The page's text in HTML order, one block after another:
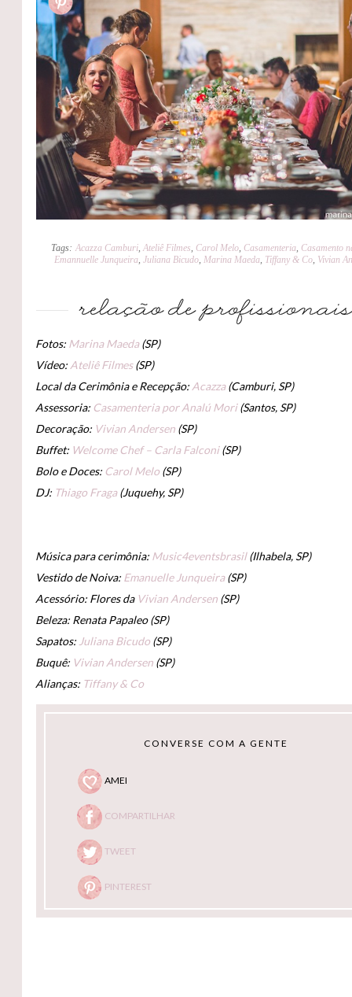
Tags: Acazza Camburi, Ateliê Filmes, Carol Melo, Casamenteria, Casamento
Emannuelle Junqueira, Juliana Bicudo, Marina Maeda, Tiffany & Co, Vivian
Fotos: Marina Maeda(SP)
Vídeo: Ateliê Filmes(SP)
Local da Cerimônia e Recepção: Acazza(Camburi, SP)
Assessoria: Casamenteria por Analú Mori(Santos, SP)
Decoração: Vivian Andersen (SP)
Buffet: Welcome Chef – Carla Falconi(SP)
Bolo e Doces: Carol Melo (SP)
DJ: Thiago Fraga(Juquehy, SP)
Música para cerimônia: Music4eventsbrasil(Ilhabela, SP)
Vestido de Noiva: Emanuelle Junqueira(SP)
Acessório: Flores da Vivian Andersen (SP)
Beleza: Renata Papaleo (SP)
Sapatos: Juliana Bicudo (SP)
Buquê: Vivian Andersen (SP)
Alianças: Tiffany & Co
CONVERSE COM A GENTE
AMEI
COMPARTILHAR
TWEET
PINTEREST